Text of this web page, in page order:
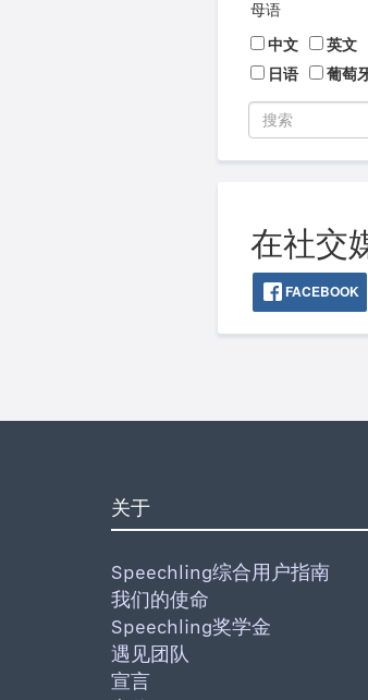
母语
中文
英文
日语
葡萄
在社交
FACEBOOK
关于
Speechling综合用户指南
我们的使命
Speechling奖学金
遇见团队
宣言